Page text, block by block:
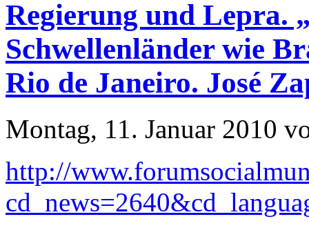
Regierung und Lepra.
Schwellenländer wie
Rio de Janeiro. José
Montag, 11. Januar 2010
http://